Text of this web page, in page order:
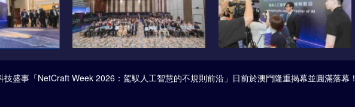
盛事「NetCraft Week 2026：駕馭人工智慧的不規則前沿」日前於澳門隆重揭幕並圓滿落幕！